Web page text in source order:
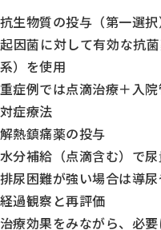
トップページ
当院について
診療のご案内
症状で調べる
病名で調べる
エムセラについて
マイシグナルについて
男性不妊・精液検査
※受付は終了時間の30分前です
診療時間
抗生物質の投与（第一選択
起因菌に対して有効な抗
系）を使用
重症例では点滴治療＋入
対症療法
解熱鎮痛薬の投与
水分補給（点滴含む）で
排尿困難が強い場合は導
経過観察と再評価
治療効果をみながら、必